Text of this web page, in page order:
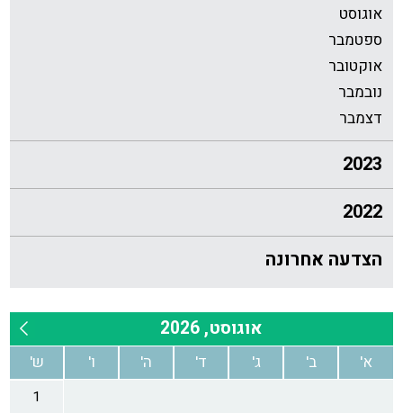
אוגוסט
ספטמבר
אוקטובר
נובמבר
דצמבר
2023
2022
הצדעה אחרונה